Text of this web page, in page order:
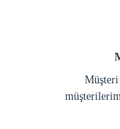
Müşteri